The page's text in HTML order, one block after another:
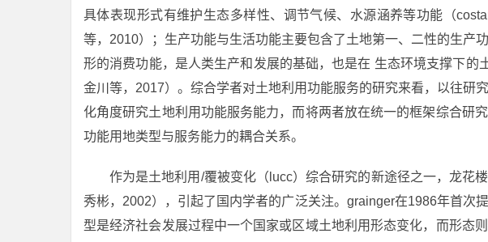
具体表现形式有维护生态多样性、调节气候、水源涵养等功能（
等，2010）；生产功能与生活功能主要包含了土地第一、二性的生产
形的消费功能，是人类生产和发展的基础，也是在 生态环境支撑下的
金川等，2017）。综合学者对土地利用功能服务的研究来看，以往研
化角度研究土地利用功能服务能力，而将两者放在统一的框架综合研
功能用地类型与服务能力的耦合关系。
作为是土地利用/覆被变化（lucc）综合研究的新途径之一，龙花
秀彬，2002），引起了国内学者的广泛关注。grainger在1986年首次
型是经济社会发展过程中一个国家或区域土地利用形态变化，而形态